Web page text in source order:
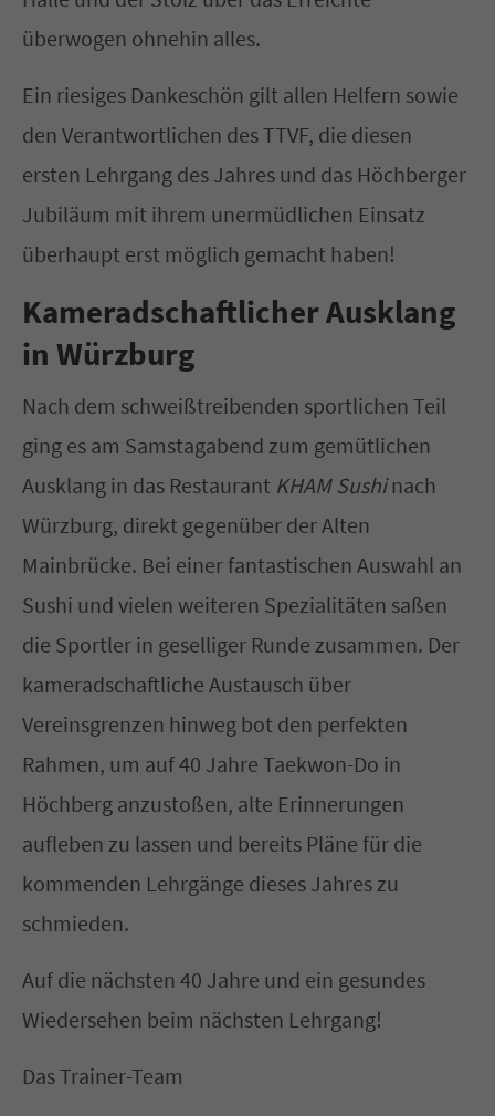
überwogen ohnehin alles.
Ein riesiges Dankeschön gilt allen Helfern sowie
den Verantwortlichen des TTVF, die diesen
ersten Lehrgang des Jahres und das Höchberger
Jubiläum mit ihrem unermüdlichen Einsatz
überhaupt erst möglich gemacht haben!
Kameradschaftlicher Ausklang
in Würzburg
Nach dem schweißtreibenden sportlichen Teil
ging es am Samstagabend zum gemütlichen
Ausklang in das Restaurant KHAM Sushinach
Würzburg, direkt gegenüber der Alten
Mainbrücke. Bei einer fantastischen Auswahl an
Sushi und vielen weiteren Spezialitäten saßen
die Sportler in geselliger Runde zusammen. Der
kameradschaftliche Austausch über
Vereinsgrenzen hinweg bot den perfekten
Rahmen, um auf 40 Jahre Taekwon-Do in
Höchberg anzustoßen, alte Erinnerungen
aufleben zu lassen und bereits Pläne für die
kommenden Lehrgänge dieses Jahres zu
schmieden.
Auf die nächsten 40 Jahre und ein gesundes
Wiedersehen beim nächsten Lehrgang!
Das Trainer-Team